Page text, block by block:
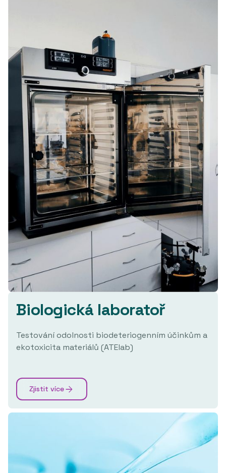
Biologická laboratoř
Testování odolnosti biodeteriogenním účinkům a
ekotoxicita materiálů (ATElab)
Zjistit více